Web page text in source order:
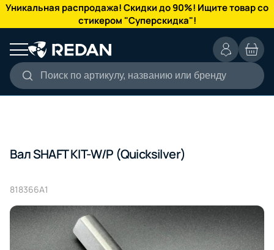
Уникальная распродажа! Скидки до 90%! Ищите товар со
стикером "Суперскидка"!
Поиск по артикулу, названию или бренду
КАТАЛОГ
Вал SHAFT KIT-W/P (Quicksilver)
818366A1